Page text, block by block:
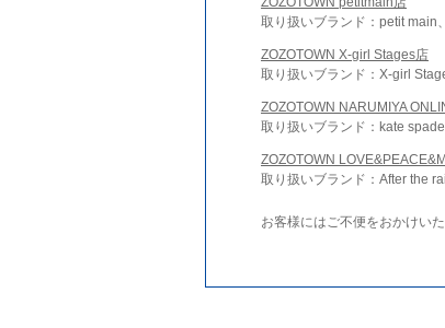
取り扱いブランド：petit main
ZOZOTOWN X-girl Stages店
取り扱いブランド：X-girl
ZOZOTOWN NARUMIYA
取り扱いブランド：kate
ZOZOTOWN
取り扱いブランド：After the
お客様にはご不便をおかけい